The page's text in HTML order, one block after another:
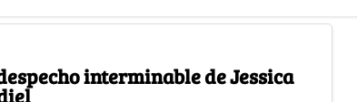
interminable de Jessica